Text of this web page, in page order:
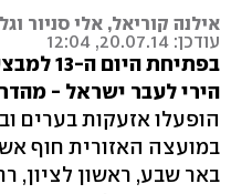
אילנה קוריאל, אלי סניור
עודכן: 20.07.14, 12:04
בפתיחת היום ה-13 למבצע
הירי לעבר ישראל -
הופעלו אזעקות בערים
במועצה האזורית חוף
באר שבע, ראשון לציון,